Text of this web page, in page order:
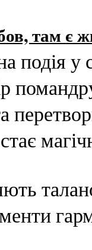
там є
подія у